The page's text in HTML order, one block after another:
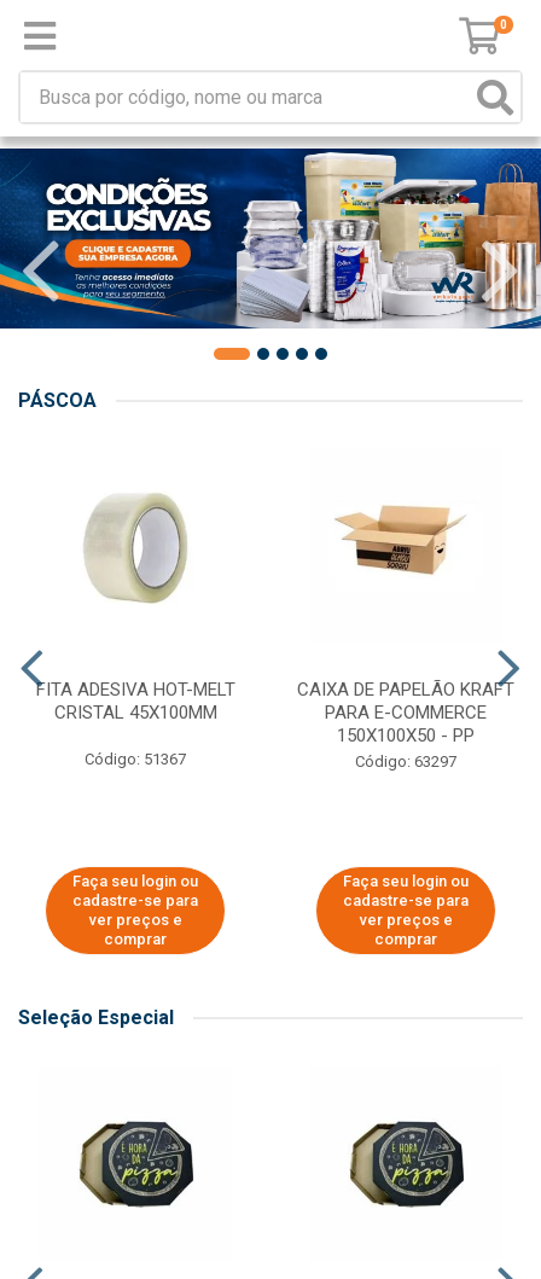
0
PÁSCOA
FITA ADESIVA HOT-MELT
CRISTAL 45X100MM
Código: 51367
Faça seu login ou
cadastre-se para
ver preços e
comprar
CAIXA DE PAPELÃO KRAFT
PARA E-COMMERCE
150X100X50 - PP
Código: 63297
Faça seu login ou
cadastre-se para
ver preços e
comprar
Seleção Especial